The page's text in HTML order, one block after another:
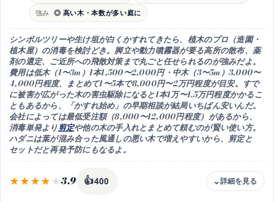
新入り苗は数日隔離してから合流
向き
観葉植物が並んでいるお家
強み ◎ 高い木・本数が多い庭に
シンボルツリーや生け垣が白くかすれてきたら、植木のプロ（造園・
植木屋）の消毒を検討どき。脚立や動力噴霧器が要る高所の散布、薬
剤の選定、ご近所への飛散対策まで丸ごと任せられるのが強みだよ。
費用は低木（1〜3m）1本1,500〜2,000円・中木（3〜5m）3,000〜
4,000円程度、まとめて1〜5本で8,000円〜2万円程度が目安。すで
に被害が広がった木の害虫駆除になると1本1万〜1.5万円程度かかるこ
ともあるから、
「かすれ始め」の早期相談が結局いちばん安いんだ。
会社によっては最低受注額（8,000〜12,000円程度）があるから、
消毒単発より剪定や他の木の手入れとまとめて頼むのが賢い使い方。
ハダニは葉が混み合った風通しの悪い木で増えやすいから、剪定と
セットだと再発予防にもなるよ。
3.9 👍400